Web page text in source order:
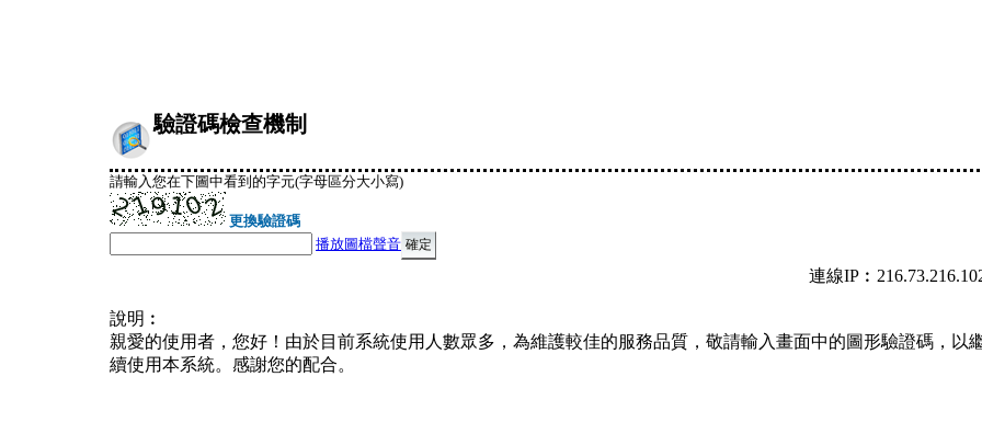
驗證碼檢查機制
請輸入您在下圖中看到的字元(字母區分大小寫)
更換驗證碼
播放圖檔聲音
連線
說明︰
親愛的使用者，您好！由於目前系統使用人數眾多，為維護較佳的服務品質，敬請輸入畫面中的圖形驗證碼，以
續使用本系統。感謝您的配合。